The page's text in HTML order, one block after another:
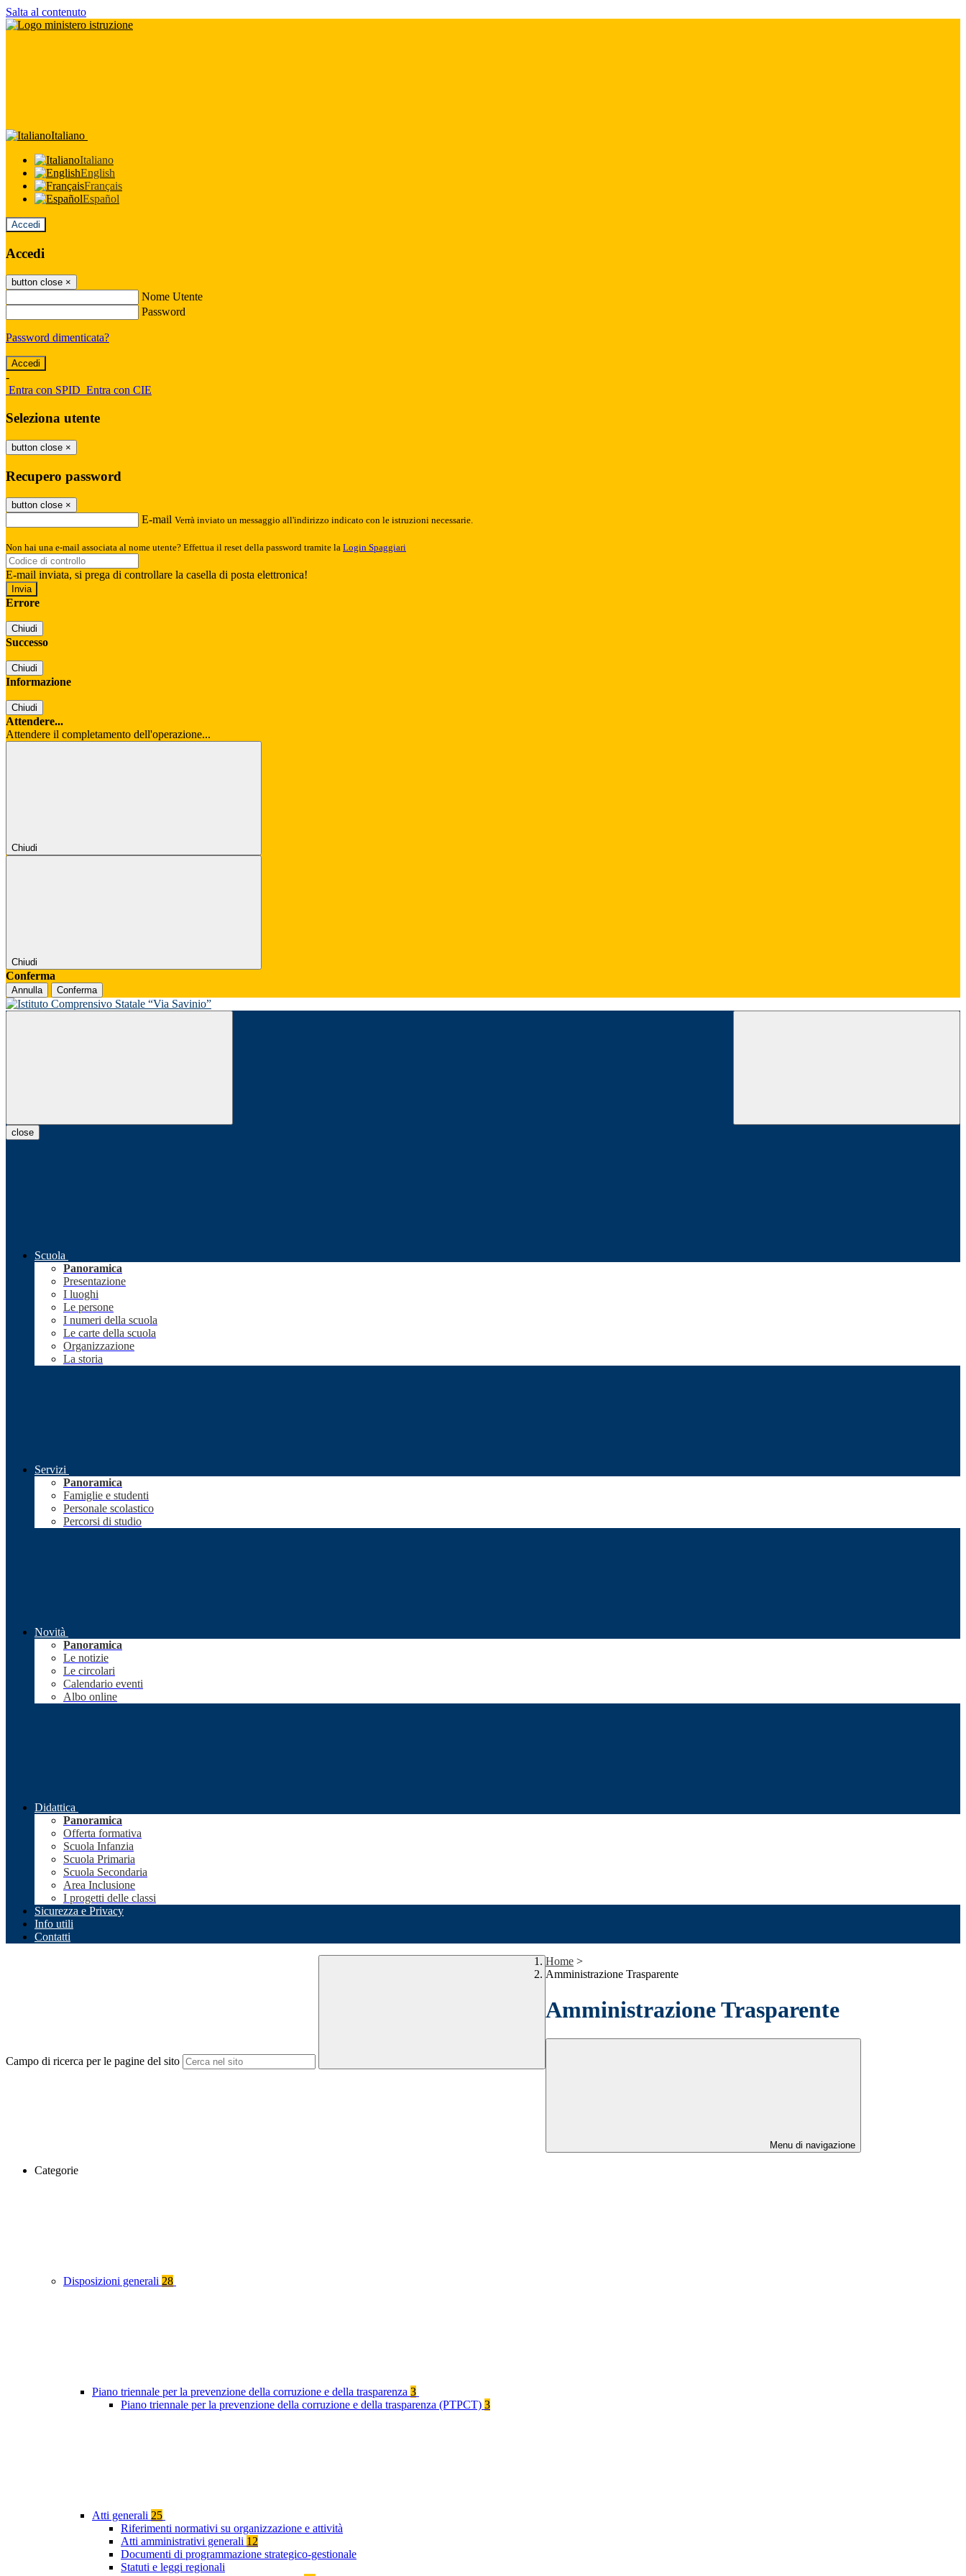
Salta al contenuto
Italiano
Italiano
English
Français
Español
Accedi
Accedi
button close ×
Nome Utente
Password
Password dimenticata?
-
Entra con SPID Entra con CIE
Seleziona utente
button close ×
Recupero password
button close ×
E-mail Verrà inviato un messaggio all'indirizzo indicato con le istruzioni necessarie.
Non hai una e-mail associata al nome utente? Effettua il reset della password tramite la Login Spaggiari
E-mail inviata, si prega di controllare la casella di posta elettronica!
Errore
Chiudi
Successo
Chiudi
Informazione
Chiudi
Attendere...
Attendere il completamento dell'operazione...
Chiudi
Chiudi
Conferma
Annulla Conferma
close
Scuola
Panoramica
Presentazione
I luoghi
Le persone
I numeri della scuola
Le carte della scuola
Organizzazione
La storia
Servizi
Panoramica
Famiglie e studenti
Personale scolastico
Percorsi di studio
Novità
Panoramica
Le notizie
Le circolari
Calendario eventi
Albo online
Didattica
Panoramica
Offerta formativa
Scuola Infanzia
Scuola Primaria
Scuola Secondaria
Area Inclusione
I progetti delle classi
Sicurezza e Privacy
Info utili
Contatti
Campo di ricerca per le pagine del sito
Home >
Amministrazione Trasparente
Amministrazione Trasparente
Menu di navigazione
Categorie
Disposizioni generali 28
Piano triennale per la prevenzione della corruzione e della trasparenza 3
Piano triennale per la prevenzione della corruzione e della trasparenza (PTPCT) 3
Atti generali 25
Riferimenti normativi su organizzazione e attività
Atti amministrativi generali 12
Documenti di programmazione strategico-gestionale
Statuti e leggi regionali